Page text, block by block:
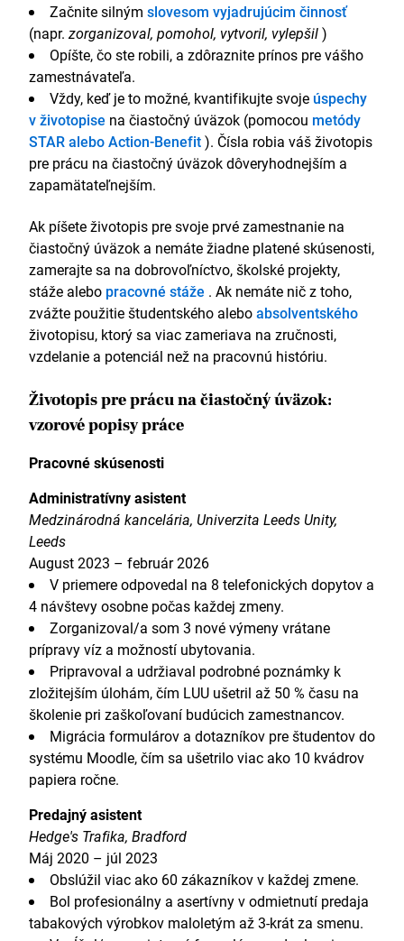
Začnite silným slovesom vyjadrujúcim činnosť
(napr. zorganizoval, pomohol, vytvoril, vylepšil)
Opíšte, čo ste robili, a zdôraznite prínos pre vášho
zamestnávateľa.
Vždy, keď je to možné, kvantifikujte svoje úspechy
v životopise na čiastočný úväzok (pomocou metódy
STAR alebo Action-Benefit). Čísla robia váš životopis
pre prácu na čiastočný úväzok dôveryhodnejším a
zapamätateľnejším.
Ak píšete životopis pre svoje prvé zamestnanie na
čiastočný úväzok a nemáte žiadne platené skúsenosti,
zamerajte sa na dobrovoľníctvo, školské projekty,
stáže alebo pracovné stáže . Ak nemáte nič z toho,
zvážte použitie študentského aleboabsolventského
životopisu, ktorý sa viac zameriava na zručnosti,
vzdelanie a potenciál než na pracovnú históriu.
Životopis pre prácu na čiastočný úväzok:
vzorové popisy práce
Pracovné skúsenosti
Administratívny asistent
Medzinárodná kancelária, Univerzita Leeds Unity,
Leeds
August 2023 – február 2026
V priemere odpovedal na 8 telefonických dopytov a
4 návštevy osobne počas každej zmeny.
Zorganizoval/a som 3 nové výmeny vrátane
prípravy víz a možností ubytovania.
Pripravoval a udržiaval podrobné poznámky k
zložitejším úlohám, čím LUU ušetril až 50 % času na
školenie pri zaškoľovaní budúcich zamestnancov.
Migrácia formulárov a dotazníkov pre študentov do
systému Moodle, čím sa ušetrilo viac ako 10 kvádrov
papiera ročne.
Predajný asistent
Hedge's Trafika, Bradford
Máj 2020 – júl 2023
Obslúžil viac ako 60 zákazníkov v každej zmene.
Bol profesionálny a asertívny v odmietnutí predaja
tabakových výrobkov maloletým až 3-krát za smenu.